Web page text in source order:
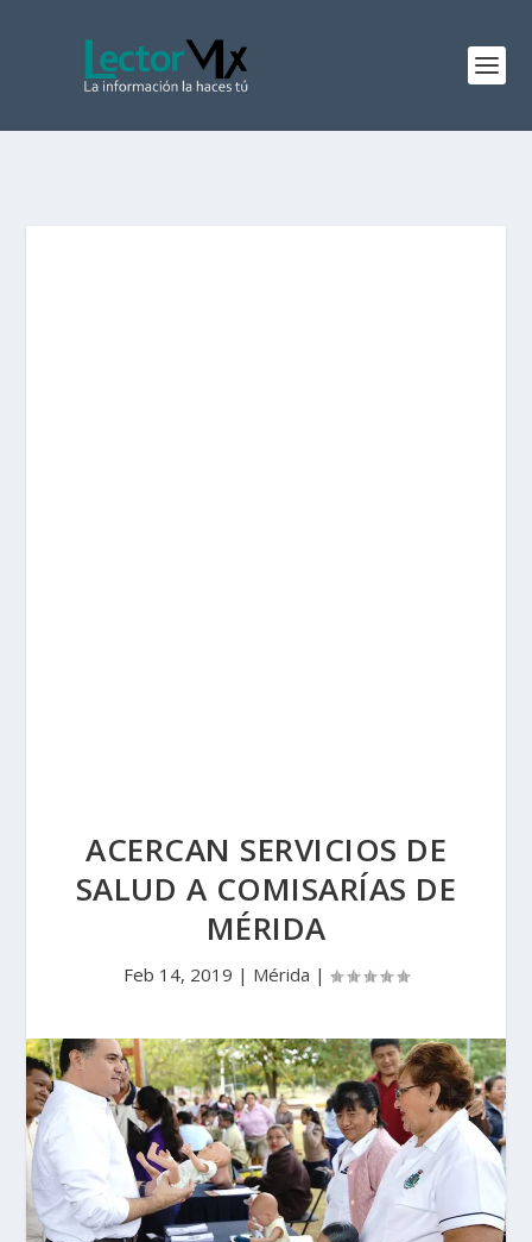
ACERCAN SERVICIOS DE
SALUD A COMISARÍAS DE
MÉRIDA
Feb 14, 2019 | Mérida |